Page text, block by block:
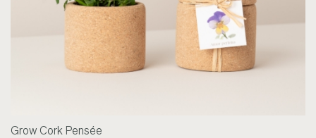
Grow Cork Pensée